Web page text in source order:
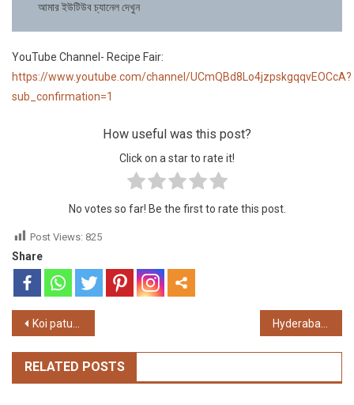
আমার ইউটিউব চ্যানেল দেখুন
YouTube Channel- Recipe Fair:
https://www.youtube.com/channel/UCmQBd8Lo4jzpskgqqvEOCcA?
sub_confirmation=1
How useful was this post?
Click on a star to rate it!
No votes so far! Be the first to rate this post.
Post Views: 825
Share
Post
navigation
Koi paturi. কৈ মাছের পাতুরি কি ভাবে করবেন?
RELATED POSTS